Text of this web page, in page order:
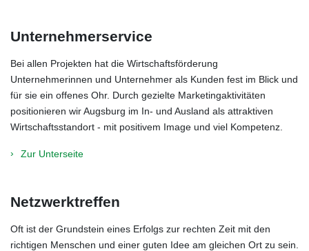
Unternehmerservice
Bei allen Projekten hat die Wirtschaftsförderung
Unternehmerinnen und Unternehmer als Kunden fest im Blick und
für sie ein offenes Ohr. Durch gezielte Marketingaktivitäten
positionieren wir Augsburg im In- und Ausland als attraktiven
Wirtschaftsstandort - mit positivem Image und viel Kompetenz.
Zur Unterseite
Netzwerktreffen
Oft ist der Grundstein eines Erfolgs zur rechten Zeit mit den
richtigen Menschen und einer guten Idee am gleichen Ort zu sein.